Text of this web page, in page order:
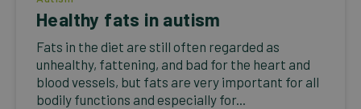
Healthy fats in autism
Fats in the diet are still often regarded as
unhealthy, fattening, and bad for the heart and
blood vessels, but fats are very important for all
bodily functions and especially for...